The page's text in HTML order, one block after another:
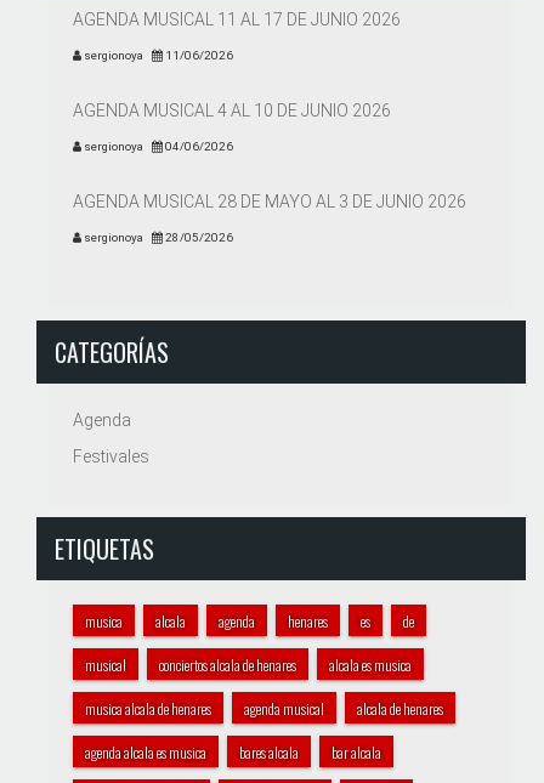
AGENDA MUSICAL 11 AL 17 DE JUNIO 2026
sergionoya 11/06/2026
AGENDA MUSICAL 4 AL 10 DE JUNIO 2026
sergionoya 04/06/2026
AGENDA MUSICAL 28 DE MAYO AL 3 DE JUNIO 2026
sergionoya 28/05/2026
CATEGORÍAS
Agenda
Festivales
ETIQUETAS
musica alcala agenda henares es de
musical conciertos alcala de henares alcala es musica
musica alcala de henares agenda musical alcala de henares
agenda alcala es musica bares alcala bar alcala